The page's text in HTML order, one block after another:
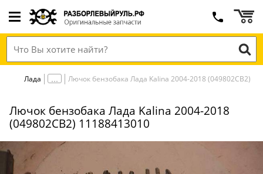
Лада Лючок бензобака Лада Kalina 2004-2018 (049802СВ2)
Лючок бензобака Лада Kalina 2004-2018
(049802СВ2) 11188413010